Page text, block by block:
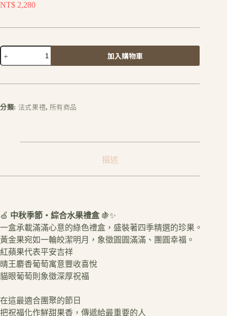
NT$ 2,280
加入購物車
r
分類: 法式果禮, 所有商品
描述
🍏 中秋季節・綜合水果禮盒🍇✨
一盒承載滿滿心意的綠色禮盒，盛裝著四季精選的珍果。
黃金果宛如一輪皎潔明月，象徵圓圓滿滿、團圓幸福。
紅蘋果代表平安吉祥
晴王麝香葡萄寓意豐收喜悅
貓眼葡萄則象徵深厚祝福
在這最適合團聚的節日
把祝福化作鮮甜果香，傳遞給最重要的人